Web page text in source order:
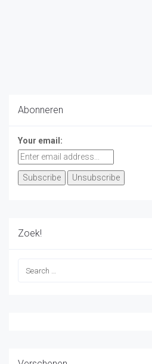
Abonneren
Your email:
Zoek!